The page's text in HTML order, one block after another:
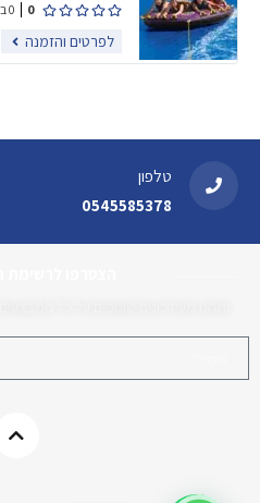
0 0 ביקורות
לפרטים והזמנה
טלפון
0545585378